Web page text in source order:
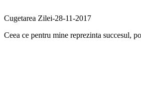
Cugetarea Zilei-28-11-2017
Ceea ce pentru mine reprezinta succesul,